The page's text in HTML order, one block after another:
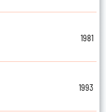
1981
1993